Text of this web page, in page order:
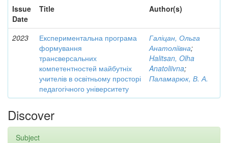
Issue
Date
Title Author(s)
2023
Експериментальна програма
формування
трансверсальних
компетентностей майбутніх
учителів в освітньому просторі
педагогічного університету
Галіцан, Ольга
Анатоліївна;
Halitsan, Olha
Anatoliivna;
Паламарюк, В. А.
Discover
Subject